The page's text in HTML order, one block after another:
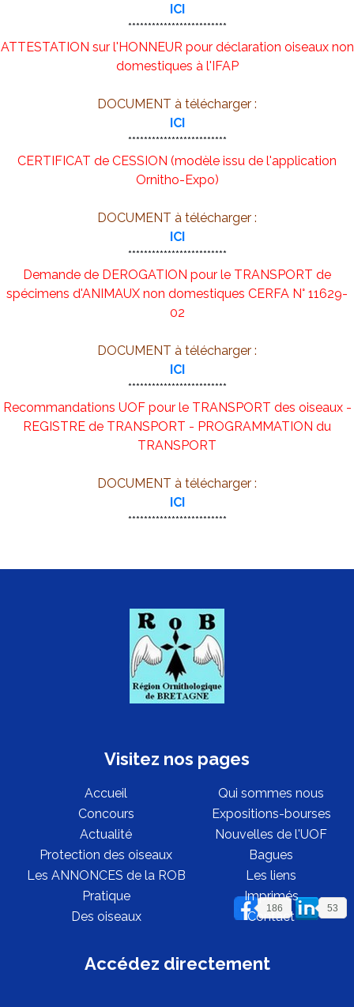
ICI
*************************
ATTESTATION sur l'HONNEUR pour déclaration oiseaux non
domestiques à l'IFAP
DOCUMENT à télécharger :
ICI
*************************
CERTIFICAT de CESSION (modèle issu de l'application
Ornitho-Expo)
DOCUMENT à télécharger :
ICI
*************************
Demande de DEROGATION pour le TRANSPORT de
spécimens d'ANIMAUX non domestiques CERFA N° 11629-
02
DOCUMENT à télécharger :
ICI
*************************
Recommandations UOF pour le TRANSPORT des oiseaux -
REGISTRE de TRANSPORT - PROGRAMMATION du
TRANSPORT
DOCUMENT à télécharger :
ICI
*************************
186 53
Visitez nos pages
Accueil
Qui sommes nous
Concours
Expositions-bourses
Actualité
Nouvelles de l'UOF
Protection des oiseaux
Bagues
Les ANNONCES de la ROB
Les liens
Pratique
Imprimés
Des oiseaux
Contact
Accédez directement